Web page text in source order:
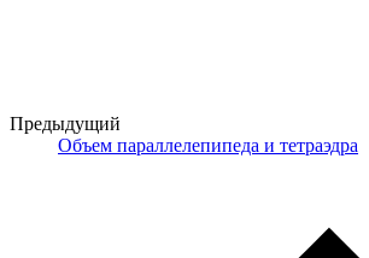
Предыдущий
Объем параллелепипеда и тетраэдра